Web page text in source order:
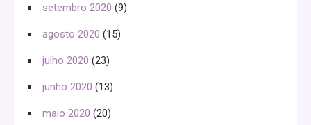
setembro 2020 (9)
agosto 2020 (15)
julho 2020 (23)
junho 2020 (13)
maio 2020 (20)